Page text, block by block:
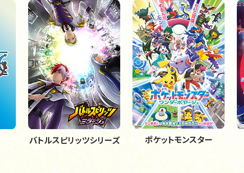
バトルスピリッツシリーズ ポケットモンスター